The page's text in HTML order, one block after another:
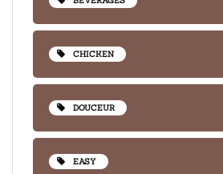
CHICKEN
DOUCEUR
EASY